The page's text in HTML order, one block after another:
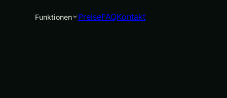
Funktionen PreiseFAQKontakt